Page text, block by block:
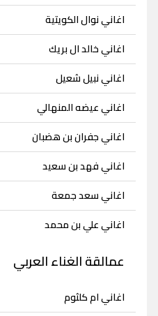
اغاني نوال الكويتية
اغاني خالد ال بريك
اغاني نبيل شعيل
اغاني عيضه المنهالي
اغاني جفران بن هضبان
اغاني فهد بن سعيد
اغاني سعد جمعة
اغاني علي بن محمد
عمالقة الغناء العربي
اغاني ام كلثوم